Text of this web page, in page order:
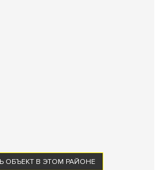
ОБЪЕКТ В ЭТОМ РАЙОНЕ